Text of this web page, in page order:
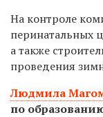
На контроле
перинатальных
а также
проведения
Людмила
по